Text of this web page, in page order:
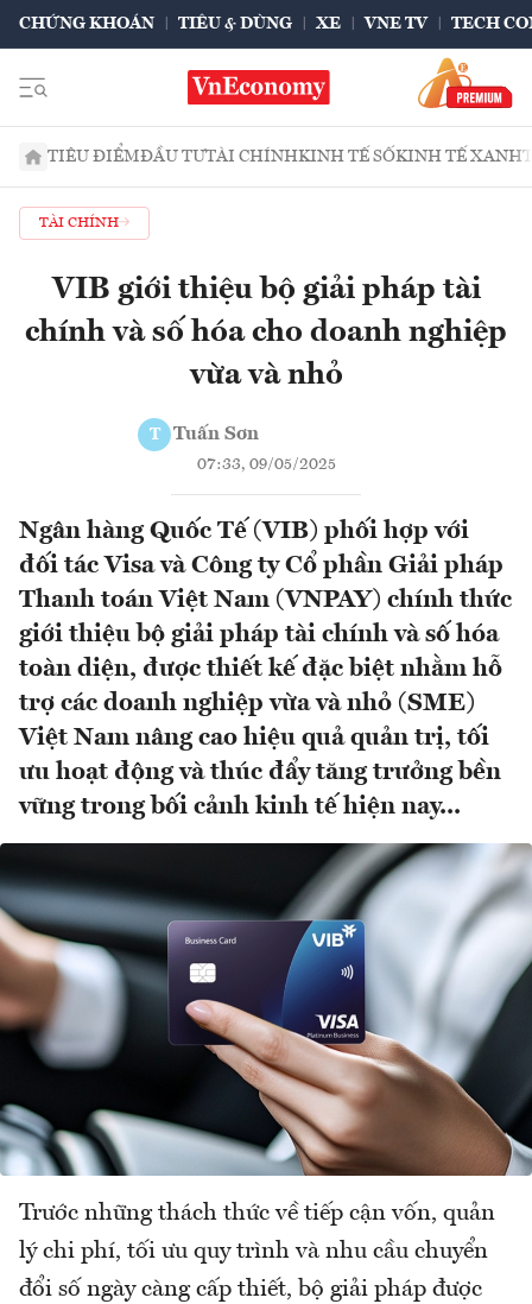
CHỨNG KHOÁN TIÊU & DÙNG XE VNE TV TECH
TIÊU ĐIỂMĐẦU TƯTÀI CHÍNHKINH TẾ SỐKINH TẾ XANH
TÀI CHÍNH
VIB giới thiệu bộ giải pháp tài
chính và số hóa cho doanh nghiệp
vừa và nhỏ
T Tuấn Sơn
07:33, 09/05/2025
Ngân hàng Quốc Tế (VIB) phối hợp với
đối tác Visa và Công ty Cổ phần Giải pháp
Thanh toán Việt Nam (VNPAY) chính thức
giới thiệu bộ giải pháp tài chính và số hóa
toàn diện, được thiết kế đặc biệt nhằm hỗ
trợ các doanh nghiệp vừa và nhỏ (SME)
Việt Nam nâng cao hiệu quả quản trị, tối
ưu hoạt động và thúc đẩy tăng trưởng bền
vững trong bối cảnh kinh tế hiện nay...
Trước những thách thức về tiếp cận vốn, quản
lý chi phí, tối ưu quy trình và nhu cầu chuyển
đổi số ngày càng cấp thiết, bộ giải pháp được